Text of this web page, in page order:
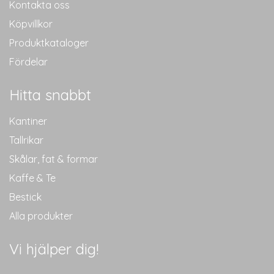
Kontakta oss
Köpvillkor
Produktkataloger
Fördelar
Hitta snabbt
Kantiner
Tallrikar
Skålar, fat & formar
Kaffe & Te
Bestick
Alla produkter
Vi hjälper dig!